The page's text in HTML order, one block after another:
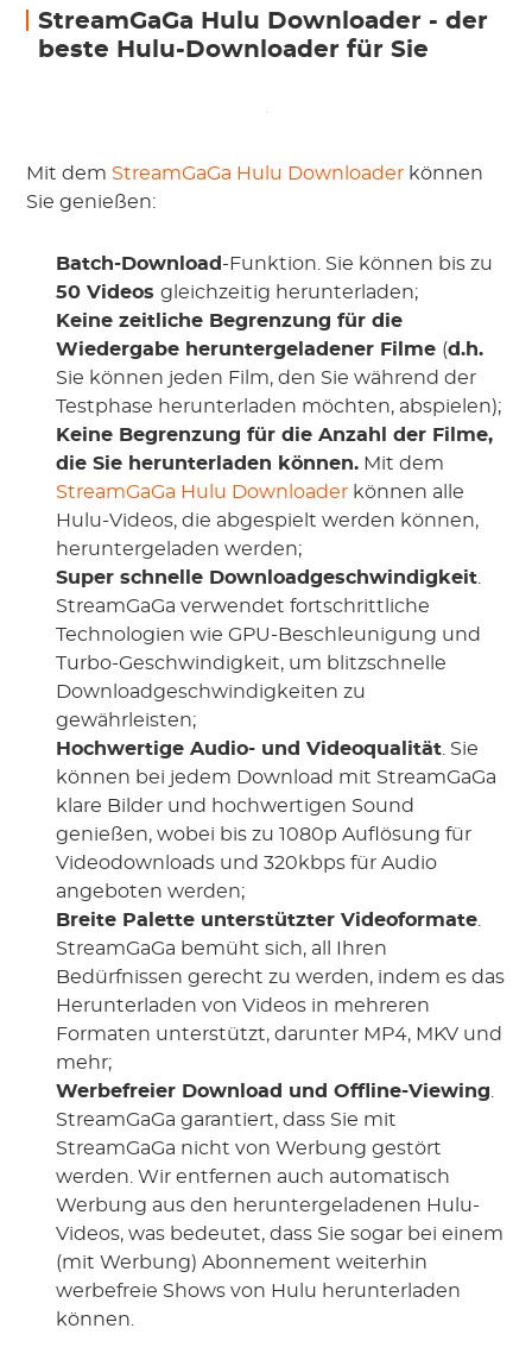
StreamGaGa Hulu Downloader - der
beste Hulu-Downloader für Sie
Mit dem StreamGaGa Hulu Downloader können
Sie genießen:
Batch-Download -Funktion. Sie können bis zu
50 Videosgleichzeitig herunterladen;
Keine zeitliche Begrenzung für die
Wiedergabe heruntergeladener Filme (d.h.
Sie können jeden Film, den Sie während der
Testphase herunterladen möchten, abspielen);
Keine Begrenzung für die Anzahl der Filme,
die Sie herunterladen können. Mit dem
StreamGaGa Hulu Downloader können alle
Hulu-Videos, die abgespielt werden können,
heruntergeladen werden;
Super schnelle Downloadgeschwindigkeit
StreamGaGa verwendet fortschrittliche
Technologien wie GPU-Beschleunigung und
Turbo-Geschwindigkeit, um blitzschnelle
Downloadgeschwindigkeiten zu
gewährleisten;
Hochwertige Audio- und Videoqualität . Sie
können bei jedem Download mit StreamGaGa
klare Bilder und hochwertigen Sound
genießen, wobei bis zu 1080p Auflösung für
Videodownloads und 320kbps für Audio
angeboten werden;
Breite Palette unterstützter Videoformate
StreamGaGa bemüht sich, all Ihren
Bedürfnissen gerecht zu werden, indem es das
Herunterladen von Videos in mehreren
Formaten unterstützt, darunter MP4, MKV und
mehr;
Werbefreier Download und Offline-Viewing
StreamGaGa garantiert, dass Sie mit
StreamGaGa nicht von Werbung gestört
werden. Wir entfernen auch automatisch
Werbung aus den heruntergeladenen Hulu-
Videos, was bedeutet, dass Sie sogar bei einem
(mit Werbung) Abonnement weiterhin
werbefreie Shows von Hulu herunterladen
können.